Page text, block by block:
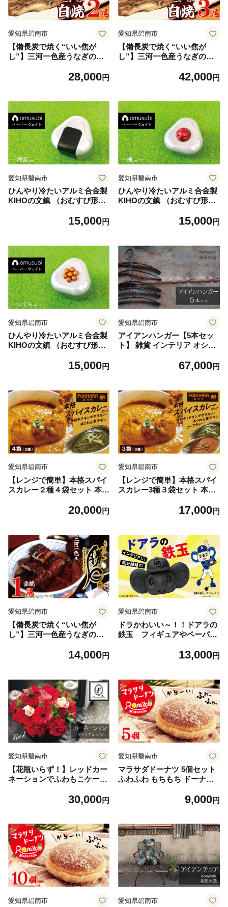
愛知県碧南市
【備長炭で焼く“いい焦が
し”】三河一色産うなぎの白
備長炭 土用 丑の日 冷凍 三河
28,000円
愛知県碧南市
【備長炭で焼く“いい焦が
し”】三河一色産うなぎの白
産 備長炭 土用 丑の日 冷凍
42,000円
愛知県碧南市
ひんやり冷たいアルミ合金製
KIHOの文鎮 （おむすび形ペ
ＵＳＵＢＩ】 海苔 KIHO ア
H084-042
15,000円
愛知県碧南市
ひんやり冷たいアルミ合金製
KIHOの文鎮 （おむすび形ペ
ＵＳＵＢＩ】 梅 KIHO アル
84-043
15,000円
愛知県碧南市
ひんやり冷たいアルミ合金製
KIHOの文鎮 （おむすび形ペ
ＵＳＵＢＩ】 いくら KIHO
イト H084-044
15,000円
愛知県碧南市
アイアンハンガー【5本セッ
ト】 雑貨 インテリア オシャ
67,000円
愛知県碧南市
【レンジで簡単】本格スパイ
スカレー２種４袋セット 本格
20,000円
愛知県碧南市
【レンジで簡単】本格スパイ
スカレー3種３袋セット 本格
17,000円
愛知県碧南市
【備長炭で焼く“いい焦が
し”】三河一色産うなぎの蒲
産 備長炭 土用 丑の日 冷凍
14,000円
愛知県碧南市
ドラかわいい～！！ドアラの
鉄玉 フィギュアやペーパー
たいないよ！ やかんや鍋に
ング】 鉄玉 貧血 H051-249
13,000円
愛知県碧南市
【花瓶いらず！】レッドカー
ネーションでふわもこケーキ
そのまま飾れる プレゼント
30,000円
愛知県碧南市
マラサダドーナツ 5個セット
ふわふわ もちもち ドーナツ
9,000円
愛知県碧南市 愛知県碧南市